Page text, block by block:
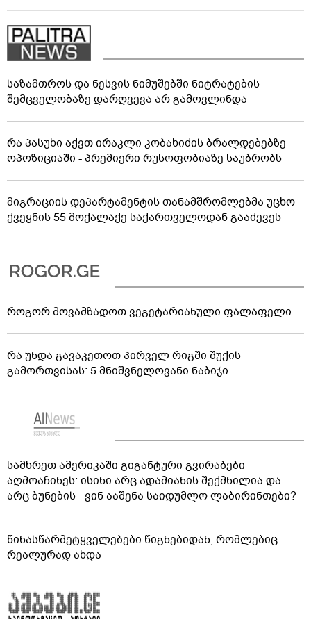
საზამთროს და ნესვის ნიმუშებში ნიტრატების
შემცველობაზე დარღვევა არ გამოვლინდა
რა პასუხი აქვთ ირაკლი კობახიძის ბრალდებებზე
ოპოზიციაში - პრემიერი რუსოფობიაზე საუბრობს
მიგრაციის დეპარტამენტის თანამშრომლებმა უცხო
ქვეყნის 55 მოქალაქე საქართველოდან გააძევეს
როგორ მოვამზადოთ ვეგეტარიანული ფალაფელი
რა უნდა გავაკეთოთ პირველ რიგში შუქის
გამორთვისას: 5 მნიშვნელოვანი ნაბიჯი
სამხრეთ ამერიკაში გიგანტური გვირაბები
აღმოაჩინეს: ისინი არც ადამიანის შექმნილია და
არც ბუნების - ვინ ააშენა საიდუმლო ლაბირინთები?
წინასწარმეტყველებები წიგნებიდან, რომლებიც
რეალურად ახდა